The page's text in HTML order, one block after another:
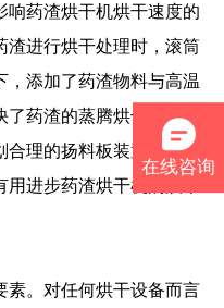
药渣烘干机烘干速度的
渣进行烘干处理时，滚筒
，添加了药渣物料与高温
药渣的蒸腾烘干质量和
理的扬料板装置添加传
进步药渣烘干机的烘干
。对任何烘干设备而言
在线咨询